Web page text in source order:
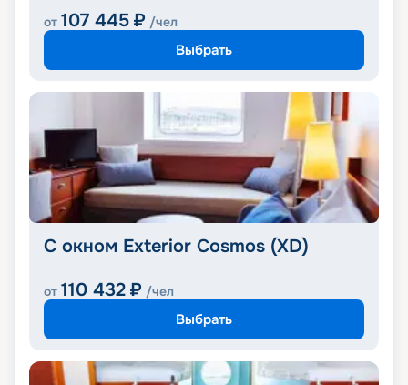
от 107 445 ₽ /чел
Выбрать
С окном Exterior Cosmos (XD)
от 110 432 ₽ /чел
Выбрать